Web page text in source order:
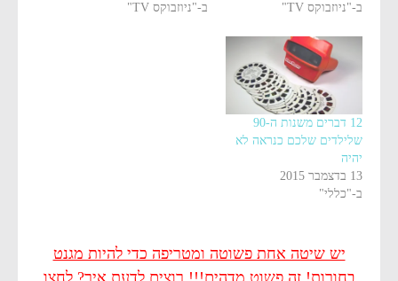
ב-"ניוזבוקס TV"
ב-"ניוזבוקס TV"
12 דברים משנות ה-90
שלילדים שלכם כנראה לא
יהיה
13 בדצמבר 2015
ב-"כללי"
יש שיטה אחת פשוטה ומטריפה כדי להיות מגנט